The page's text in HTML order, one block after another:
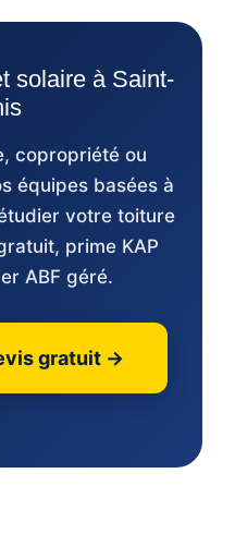
solaire à Saint-
copropriété ou
équipes basées à
votre toiture
prime KAP
ABF géré.
gratuit →